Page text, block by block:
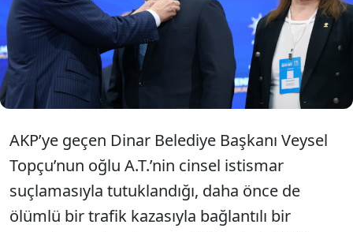
Topçu'nun oğlu A.T.'nin ölümlü bir kazaya karıştığı
ancak suçun örtbas edildiği ortaya çıktı. Ayrıca
A.T.'nin geçtiğimiz yıl AKP'li bir ismin kızını istismar
ettiği gerekçesiyle cezaevine gönderildiği ve daha
sonra tahliye edildiği öğrenildi.
AKP’ye geçen Dinar Belediye Başkanı Veysel
Topçu’nun oğlu A.T.’nin cinsel istismar
suçlamasıyla tutuklandığı, daha önce de
ölümlü bir trafik kazasıyla bağlantılı bir